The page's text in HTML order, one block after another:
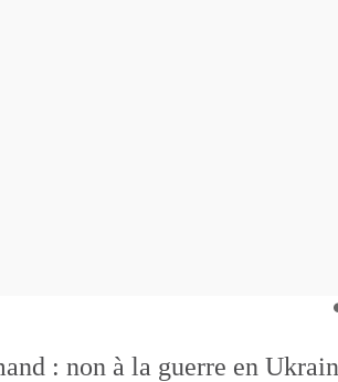
: non à la guerre en